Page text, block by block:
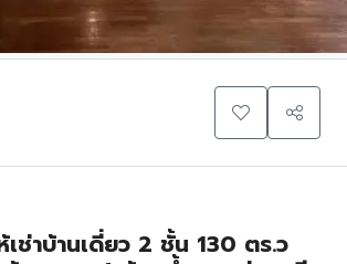
เช่าบ้านเดี่ยว 2 ชั้น 130 ตร.ว